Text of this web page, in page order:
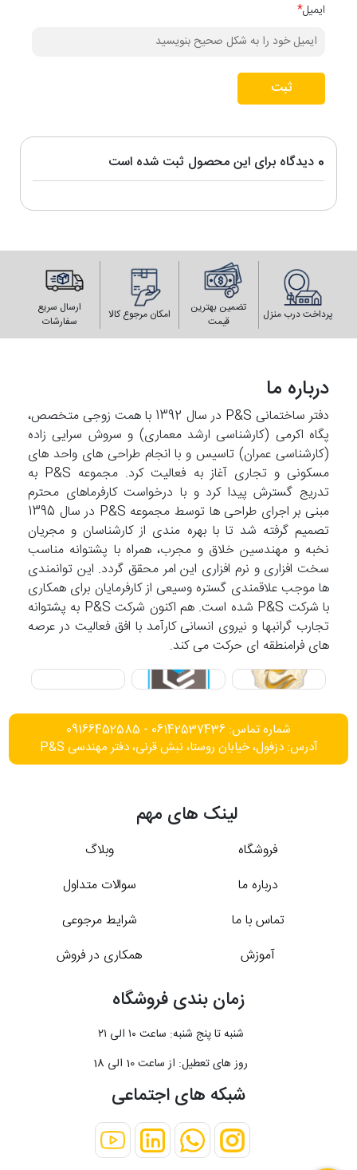
0 دیدگاه برای این محصول ثبت شده است
ایمیل*
ثبت
پرداخت درب منزل
تضمین بهترین
قیمت
امکان مرجوع کالا
ارسال سریع
سفارشات
درباره ما
دفتر ساختمانی P&S در سال 1392 با همت زوجی متخصص،
پگاه اکرمی (کارشناسی ارشد معماری) و سروش سرایی زاده
(کارشناسی عمران) تاسیس و با انجام طراحی های واحد های
مسکونی و تجاری آغاز به فعالیت کرد. مجموعه P&S به
تدریج گسترش پیدا کرد و با درخواست کارفرماهای محترم
مبنی بر اجرای طراحی ها توسط مجموعه P&S در سال 1395
تصمیم گرفته شد تا با بهره مندی از کارشناسان و مجریان
نخبه و مهندسین خلاق و مجرب، همراه با پشتوانه مناسب
سخت افزاری و نرم افزاری این امر محقق گردد. این توانمندی
ها موجب علاقمندی گستره وسیعی از کارفرمایان برای همکاری
با شرکت P&S شده است. هم اکنون شرکت P&S به پشتوانه
تجارب گرانبها و نیروی انسانی کارآمد با افق فعالیت در عرصه
های فرامنطقه ای حرکت می کند.
شماره تماس: 06142537436 - 09166452585
آدرس: دزفول، خیابان روستا، نبش قرنی، دفتر مهندسی P&S
لینک های مهم
فروشگاه
وبلاگ
درباره ما
سوالات متداول
تماس با ما
شرایط مرجوعی
آموزش
همکاری در فروش
زمان بندی فروشگاه
شنبه تا پنج شنبه: ساعت ۱۰ الی ۲۱
روز های تعطیل: از ساعت 10 الی 18
شبکه های اجتماعی